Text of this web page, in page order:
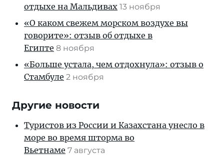
отдыхе на Мальдивах 13 ноября
«О каком свежем морском воздухе вы
говорите»: отзыв об отдыхе в
Египте 8 ноября
«Больше устала, чем отдохнула»: отзыв о
Стамбуле 2 ноября
Другие новости
Туристов из России и Казахстана унесло в
море во время шторма во
Вьетнаме 7 августа